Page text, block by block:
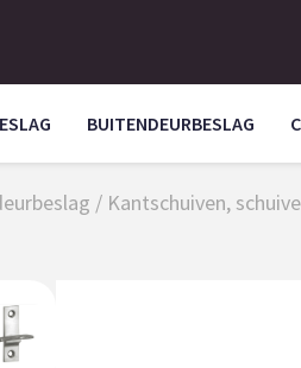
BUITENDEURBESLAG
/ Kantschuiven,